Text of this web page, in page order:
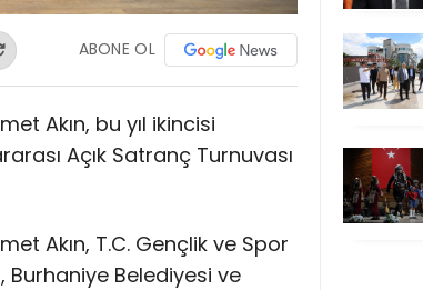
ABONE OL
Akın, bu yıl ikincisi
Açık Satranç Turnuvası
Akın, T.C. Gençlik ve Spor
Burhaniye Belediyesi ve